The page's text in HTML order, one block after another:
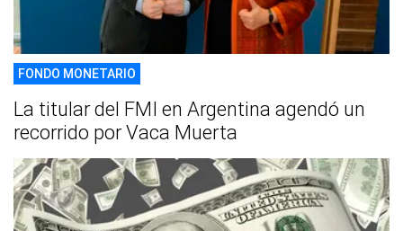
FONDO MONETARIO
La titular del FMI en Argentina agendó un
recorrido por Vaca Muerta